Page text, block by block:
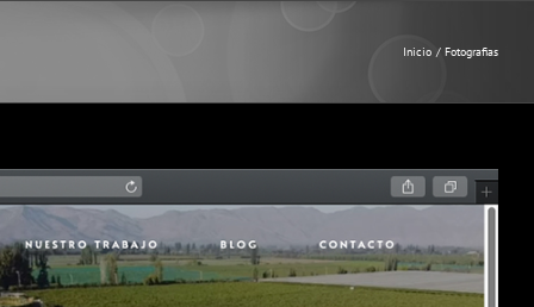
Inicio Fotografias